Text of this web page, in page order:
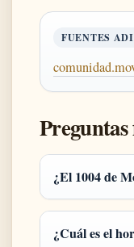
FUENTES
¿El 1004 de
¿Cuál es el